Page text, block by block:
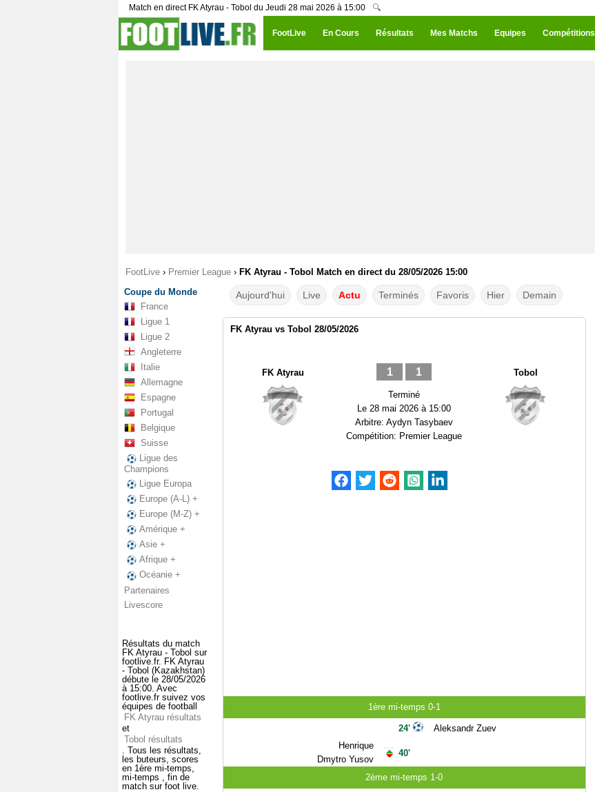
Match en direct FK Atyrau - Tobol du Jeudi 28 mai 2026 à 15:00 🔍
FootLive En Cours Résultats Mes Matchs Equipes Compétitions
FootLive › Premier League › FK Atyrau - Tobol Match en direct du 28/05/2026 15:00
Coupe du Monde
France
Ligue 1
Ligue 2
Angleterre
Italie
Allemagne
Espagne
Portugal
Belgique
Suisse
Ligue des
Champions
Ligue Europa
Europe (A-L) +
Europe (M-Z) +
Amérique +
Asie +
Afrique +
Océanie +
Partenaires
Livescore
Résultats du match
FK Atyrau - Tobol sur
footlive.fr. FK Atyrau
- Tobol (Kazakhstan)
débute le 28/05/2026
à 15:00. Avec
footlive.fr suivez vos
équipes de football
FK Atyrau résultats
et
Tobol résultats
. Tous les résultats,
les buteurs, scores
en 1ère mi-temps,
mi-temps , fin de
match sur foot live.
Aujourd'hui Live Actu Terminés Favoris Hier Demain
FK Atyrau vs Tobol 28/05/2026
FK Atyrau 1 1
Terminé
Le 28 mai 2026 à 15:00
Arbitre: Aydyn Tasybaev
Compétition: Premier League
Tobol
1ère mi-temps 0-1
Henrique
Dmytro Yusov
24'
40'
Aleksandr Zuev
2ème mi-temps 1-0